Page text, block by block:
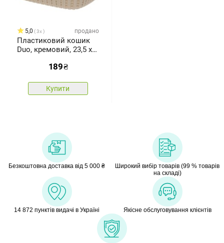
5,0 3x продано
Пластиковий кошик
Duo, кремовий, 23,5 x
189₴
Купити
Безкоштовна доставка від 5 000 ₴
Широкий вибір товарів (99 % товарів
на складі)
14 872 пунктів видачі в Україні Якісне обслуговування клієнтів